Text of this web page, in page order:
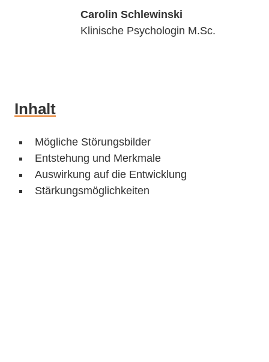
Angebote
Team
Kontakt
Anfrage stellen
Leistungen
Voraussetzungen
Leistungen
Teilnahmebedingungen
Inhouse Seminare
Anfahrt
Carolin Schlewinski
Klinische Psychologin M.Sc.
Inhalt
Mögliche Störungsbilder
Entstehung und Merkmale
Auswirkung auf die Entwicklung
Stärkungsmöglichkeiten